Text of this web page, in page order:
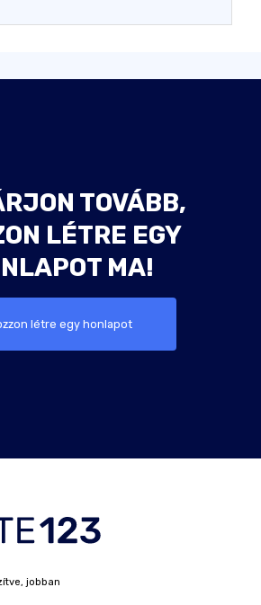
TOVÁBB,
LÉTRE EGY
MA!
létre egy honlapot
jobban